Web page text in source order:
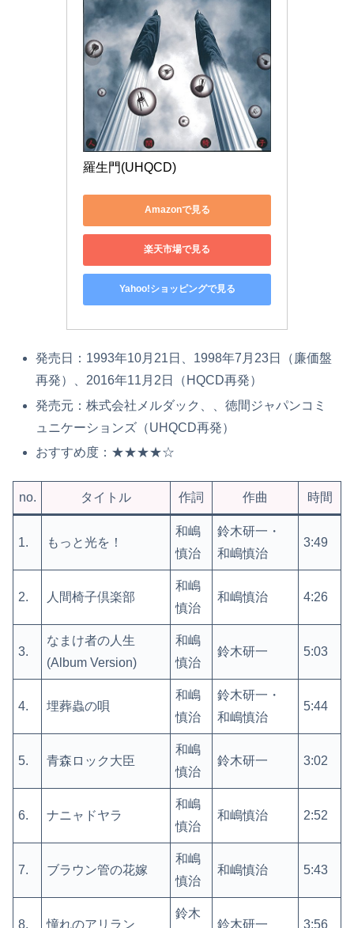
羅生門(UHQCD)
Amazonで見る
楽天市場で見る
Yahoo!ショッピングで見る
発売日：1993年10月21日、1998年7月23日（廉価盤
再発）、2016年11月2日（HQCD再発）
発売元：株式会社メルダック、、徳間ジャパンコミ
ュニケーションズ（UHQCD再発）
おすすめ度：★★★★☆
no. タイトル 作詞 作曲 時間
1. もっと光を！
和嶋
慎治
鈴木研一・
和嶋慎治
3:49
2. 人間椅子倶楽部
和嶋
慎治
和嶋慎治 4:26
3.
なまけ者の人生
(Album Version)
和嶋
慎治
鈴木研一 5:03
4. 埋葬蟲の唄
和嶋
慎治
鈴木研一・
和嶋慎治
5:44
5. 青森ロック大臣
和嶋
慎治
鈴木研一 3:02
6. ナニャドヤラ
和嶋
慎治
和嶋慎治 2:52
7. ブラウン管の花嫁
和嶋
慎治
和嶋慎治 5:43
8. 憧れのアリラン
鈴木
鈴木研一 3:56